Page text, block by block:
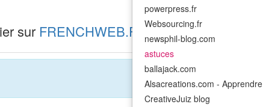
powerpress.fr
Websourcing.fr
newsphil-blog.com
astuces
ballajack.com
Alsacreations.com - Apprendre
CreativeJuiz blog
sur FRENCHWEB.FR.